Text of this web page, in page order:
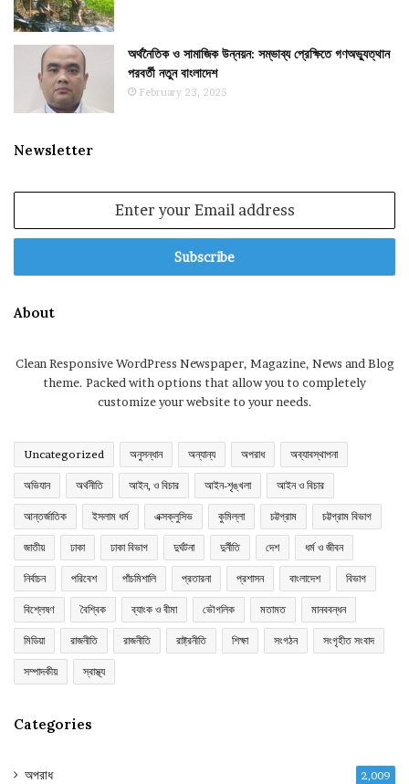
অর্থনৈতিক ও সামাজিক উন্নয়ন: সম্ভাব্য প্রেক্ষিতে গণঅভ্যুত্থান
পরবর্তী নতুন বাংলাদেশ
February 23, 2025
Newsletter
Email
About
Clean Responsive WordPress Newspaper, Magazine, News and Blog
theme. Packed with options that allow you to completely
customize your website to your needs.
Uncategorized অনুসন্ধান অন্যান্য অপরাধ অব্যাবস্থাপনা
অভিযান অর্থনীতি আইন, ও বিচার আইন-শৃঙ্খলা আইন ও বিচার
আন্তর্জাতিক ইসলাম ধর্ম এক্সক্লুসিভ কুমিল্লা চট্টগ্রাম চট্টগ্রাম বিভাগ
জাতীয় ঢাকা ঢাকা বিভাগ দুর্ঘটনা দুর্নীতি দেশ ধর্ম ও জীবন
নির্বাচন পরিবেশ পাঁচমিশালি প্রতারনা প্রশাসন বাংলাদেশ বিভাগ
বিশ্লেষণ বৈশ্বিক ব্যাংক ও বীমা ভৌগলিক মতামত মানববন্ধন
মিডিয়া রাজনীতি রাজনীতি রাষ্ট্রনীতি শিক্ষা সংগঠন সংগৃহীত সংবাদ
সম্পাদকীয় স্বাস্থ্য
Categories
অপরাধ 2,009